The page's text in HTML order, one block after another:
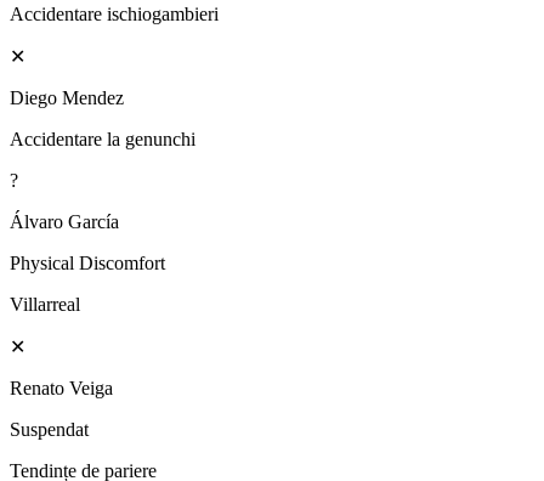
Accidentare ischiogambieri
✕
Diego Mendez
Accidentare la genunchi
?
Álvaro García
Physical Discomfort
Villarreal
✕
Renato Veiga
Suspendat
Tendințe de pariere